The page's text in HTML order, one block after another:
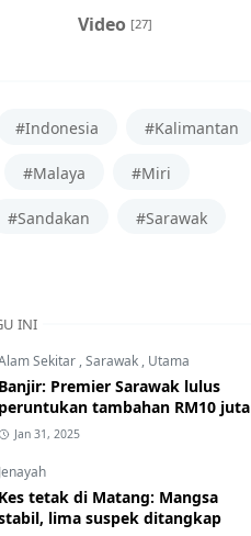
Video [27]
#Indonesia #Kalimantan
#Malaya #Miri
#Sandakan #Sarawak
INI
Sekitar ,Sarawak , Utama
Banjir: Premier Sarawak lulus
peruntukan tambahan RM10 juta
Jan 31, 2025
Jenayah
Kes tetak di Matang: Mangsa
lima suspek ditangkap